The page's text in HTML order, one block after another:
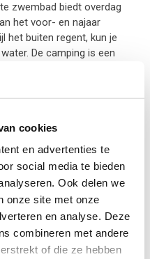
cookies
en advertenties te
social media te bieden
Ook delen we
onze site met onze
en analyse. Deze
combineren met andere
of die ze hebben
zwembad biedt overdag
het voor- en najaar
het buiten regent, kun je
De camping is een
Er is een groot klimtoestel,
aanwezig. Dat betekent
Ook bevindt zich op het
voetballers wedstrijdjes
houden van springen en
waarop ze zich
beleef je een
bar met volop
met uitzicht op het
koffie, Limburgse vlaai,